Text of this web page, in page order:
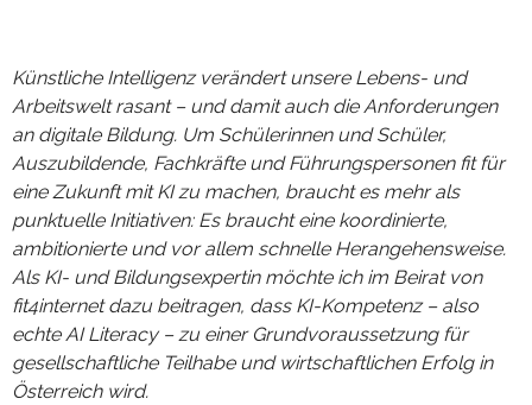
Künstliche Intelligenz verändert unsere Lebens- und
Arbeitswelt rasant – und damit auch die Anforderungen
an digitale Bildung. Um Schülerinnen und Schüler,
Auszubildende, Fachkräfte und Führungspersonen fit für
eine Zukunft mit KI zu machen, braucht es mehr als
punktuelle Initiativen: Es braucht eine koordinierte,
ambitionierte und vor allem schnelle Herangehensweise.
Als KI- und Bildungsexpertin möchte ich im Beirat von
fit4internet dazu beitragen, dass KI-Kompetenz – also
echte AI Literacy – zu einer Grundvoraussetzung für
gesellschaftliche Teilhabe und wirtschaftlichen Erfolg in
Österreich wird.